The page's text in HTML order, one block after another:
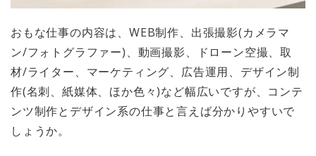
おもな仕事の内容は、WEB制作、出張撮影(カメラマ
ン/フォトグラファー)、動画撮影、ドローン空撮、取
材/ライター、マーケティング、広告運用、デザイン制
作(名刺、紙媒体、ほか色々)など幅広いですが、コンテ
ンツ制作とデザイン系の仕事と言えば分かりやすいで
しょうか。